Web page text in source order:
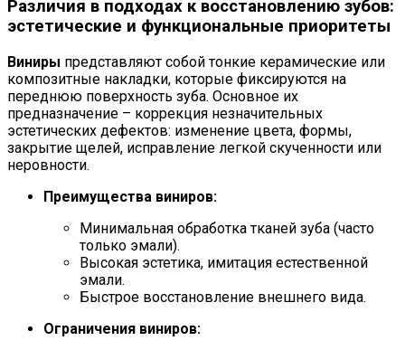
Различия в подходах к восстановлению зубов:
эстетические и функциональные приоритеты
Виниры представляют собой тонкие керамические или
композитные накладки, которые фиксируются на
переднюю поверхность зуба. Основное их
предназначение – коррекция незначительных
эстетических дефектов: изменение цвета, формы,
закрытие щелей, исправление легкой скученности или
неровности.
Преимущества виниров:
Минимальная обработка тканей зуба (часто
только эмали).
Высокая эстетика, имитация естественной
эмали.
Быстрое восстановление внешнего вида.
Ограничения виниров: